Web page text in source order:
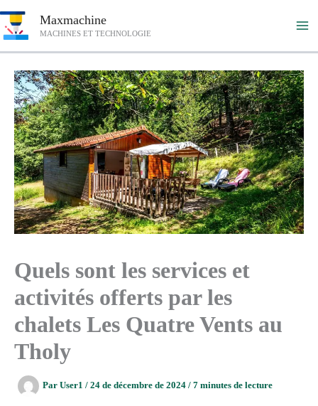
au
Maxmachine
MACHINES ET TECHNOLOGIE
Quels sont les services et
activités offerts par les
chalets Les Quatre Vents au
Tholy
Par User1 / 24 de décembre de 2024 / 7 minutes de lecture